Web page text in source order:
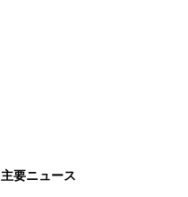
主要ニュース